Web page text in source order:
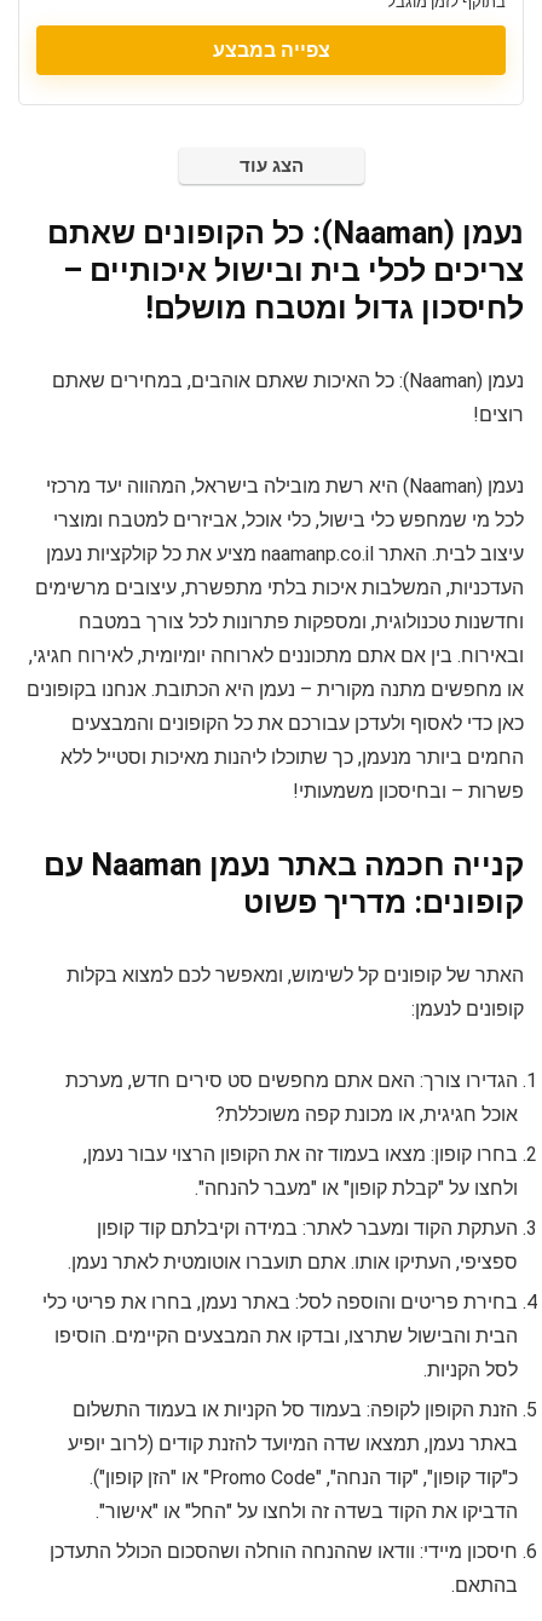
צפייה במבצע
הצג עוד
נעמן (Naaman): כל הקופונים שאתם
צריכים לכלי בית ובישול איכותיים –
לחיסכון גדול ומטבח מושלם!
נעמן (Naaman): כל האיכות שאתם אוהבים, במחירים שאתם
רוצים!
נעמן (Naaman) היא רשת מובילה בישראל, המהווה יעד מרכזי
לכל מי שמחפש כלי בישול, כלי אוכל, אביזרים למטבח ומוצרי
עיצוב לבית. האתר naamanp.co.il מציע את כל קולקציות נעמן
העדכניות, המשלבות איכות בלתי מתפשרת, עיצובים מרשימים
וחדשנות טכנולוגית, ומספקות פתרונות לכל צורך במטבח
ובאירוח. בין אם אתם מתכוננים לארוחה יומיומית, לאירוח חגיגי,
או מחפשים מתנה מקורית – נעמן היא הכתובת. אנחנו בקופונים
כאן כדי לאסוף ולעדכן עבורכם את כל הקופונים והמבצעים
החמים ביותר מנעמן, כך שתוכלו ליהנות מאיכות וסטייל ללא
פשרות – ובחיסכון משמעותי!
קנייה חכמה באתר נעמן Naaman עם
קופונים: מדריך פשוט
האתר של קופונים קל לשימוש, ומאפשר לכם למצוא בקלות
קופונים לנעמן:
הגדירו צורך: האם אתם מחפשים סט סירים חדש, מערכת
אוכל חגיגית, או מכונת קפה משוכללת?
בחרו קופון: מצאו בעמוד זה את הקופון הרצוי עבור נעמן,
ולחצו על "קבלת קופון" או "מעבר להנחה".
העתקת הקוד ומעבר לאתר: במידה וקיבלתם קוד קופון
ספציפי, העתיקו אותו. אתם תועברו אוטומטית לאתר נעמן.
בחירת פריטים והוספה לסל: באתר נעמן, בחרו את פריטי כלי
הבית והבישול שתרצו, ובדקו את המבצעים הקיימים. הוסיפו
לסל הקניות.
הזנת הקופון לקופה: בעמוד סל הקניות או בעמוד התשלום
באתר נעמן, תמצאו שדה המיועד להזנת קודים (לרוב יופיע
כ"קוד קופון", "קוד הנחה", "Promo Code" או "הזן קופון").
הדביקו את הקוד בשדה זה ולחצו על "החל" או "אישור".
חיסכון מיידי: וודאו שההנחה הוחלה ושהסכום הכולל התעדכן
בהתאם.